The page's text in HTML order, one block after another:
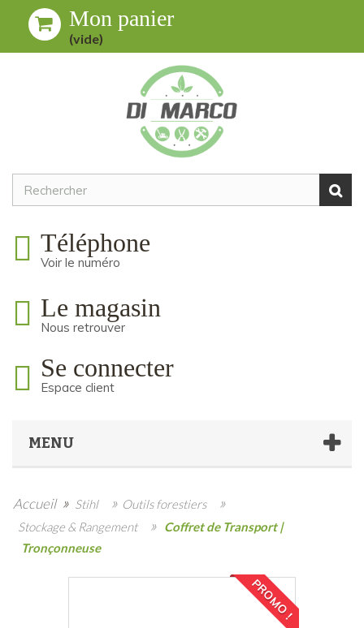
Mon panier
(vide)
Téléphone
Voir le numéro
Le magasin
Nous retrouver
Se connecter
Espace client
MENU
Accueil » Stihl » Outils forestiers »
Stockage & Rangement » Coffret de Transport |
Tronçonneuse
PROMO !